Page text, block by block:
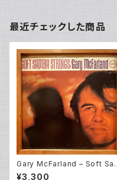
最近チェックした商品
Gary McFarland – Soft
ba Strings (LP)
¥3,300